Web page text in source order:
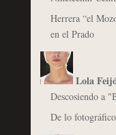
Herrera “el
en el Prado
Lola
Descosiendo a
De lo